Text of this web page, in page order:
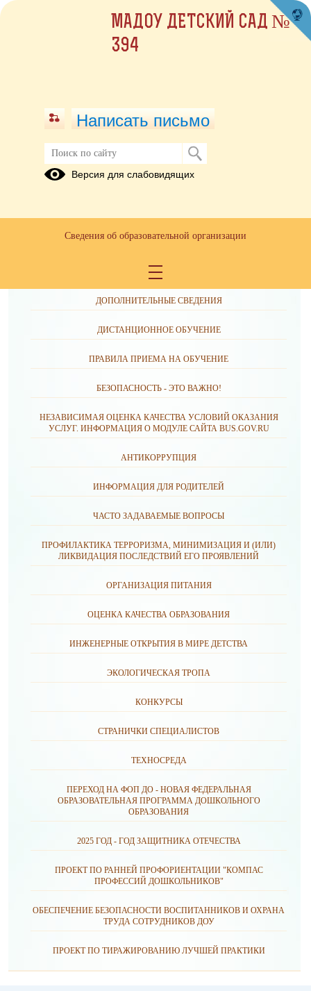
ОБРАЩЕНИЯ ГРАЖДАН
ПРОТИВОДЕЙСТВИЕ КОРРУПЦИИ
ДОПОЛНИТЕЛЬНЫЕ СВЕДЕНИЯ
ДИСТАНЦИОННОЕ ОБУЧЕНИЕ
ПРАВИЛА ПРИЕМА НА ОБУЧЕНИЕ
БЕЗОПАСНОСТЬ - ЭТО ВАЖНО!
НЕЗАВИСИМАЯ ОЦЕНКА КАЧЕСТВА УСЛОВИЙ ОКАЗАНИЯ
УСЛУГ. ИНФОРМАЦИЯ О МОДУЛЕ САЙТА BUS.GOV.RU
АНТИКОРРУПЦИЯ
ИНФОРМАЦИЯ ДЛЯ РОДИТЕЛЕЙ
ЧАСТО ЗАДАВАЕМЫЕ ВОПРОСЫ
ПРОФИЛАКТИКА ТЕРРОРИЗМА, МИНИМИЗАЦИЯ И (ИЛИ)
ЛИКВИДАЦИЯ ПОСЛЕДСТВИЙ ЕГО ПРОЯВЛЕНИЙ
ОРГАНИЗАЦИЯ ПИТАНИЯ
ОЦЕНКА КАЧЕСТВА ОБРАЗОВАНИЯ
ИНЖЕНЕРНЫЕ ОТКРЫТИЯ В МИРЕ ДЕТСТВА
ЭКОЛОГИЧЕСКАЯ ТРОПА
КОНКУРСЫ
СТРАНИЧКИ СПЕЦИАЛИСТОВ
ТЕХНОСРЕДА
ПЕРЕХОД НА ФОП ДО - НОВАЯ ФЕДЕРАЛЬНАЯ
ОБРАЗОВАТЕЛЬНАЯ ПРОГРАММА ДОШКОЛЬНОГО
ОБРАЗОВАНИЯ
2025 ГОД - ГОД ЗАЩИТНИКА ОТЕЧЕСТВА
ПРОЕКТ ПО РАННЕЙ ПРОФОРИЕНТАЦИИ "КОМПАС
ПРОФЕССИЙ ДОШКОЛЬНИКОВ"
ОБЕСПЕЧЕНИЕ БЕЗОПАСНОСТИ ВОСПИТАННИКОВ И ОХРАНА
ТРУДА СОТРУДНИКОВ ДОУ
ПРОЕКТ ПО ТИРАЖИРОВАНИЮ ЛУЧШЕЙ ПРАКТИКИ
МАДОУ ДЕТСКИЙ САД №
394
Написать письмо
Версия для слабовидящих
Сведения об образовательной организации